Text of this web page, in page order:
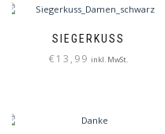
SIEGERKUSS
€13,99 inkl. MwSt.